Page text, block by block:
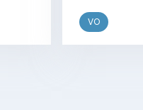
binnen de
VO